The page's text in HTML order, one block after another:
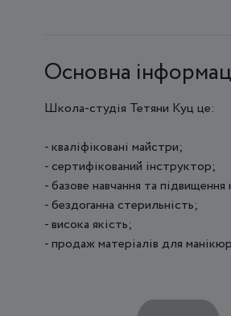
Основна
Школа-студія Тетяни Куц це:
- кваліфіковані майстри;
- сертифікований інструктор;
- базове навчання та підвищення
- бездоганна стерильність;
- висока якість;
- продаж матеріалів для